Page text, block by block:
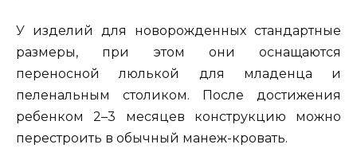
У изделий для новорожденных стандартные
размеры, при этом они оснащаются
переносной люлькой для младенца и
пеленальным столиком. После достижения
ребенком 2–3 месяцев конструкцию можно
перестроить в обычный манеж-кровать.